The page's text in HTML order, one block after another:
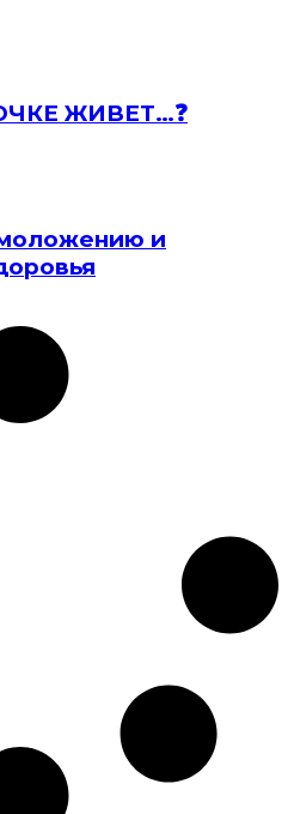
ЖИВЕТ…❓
и